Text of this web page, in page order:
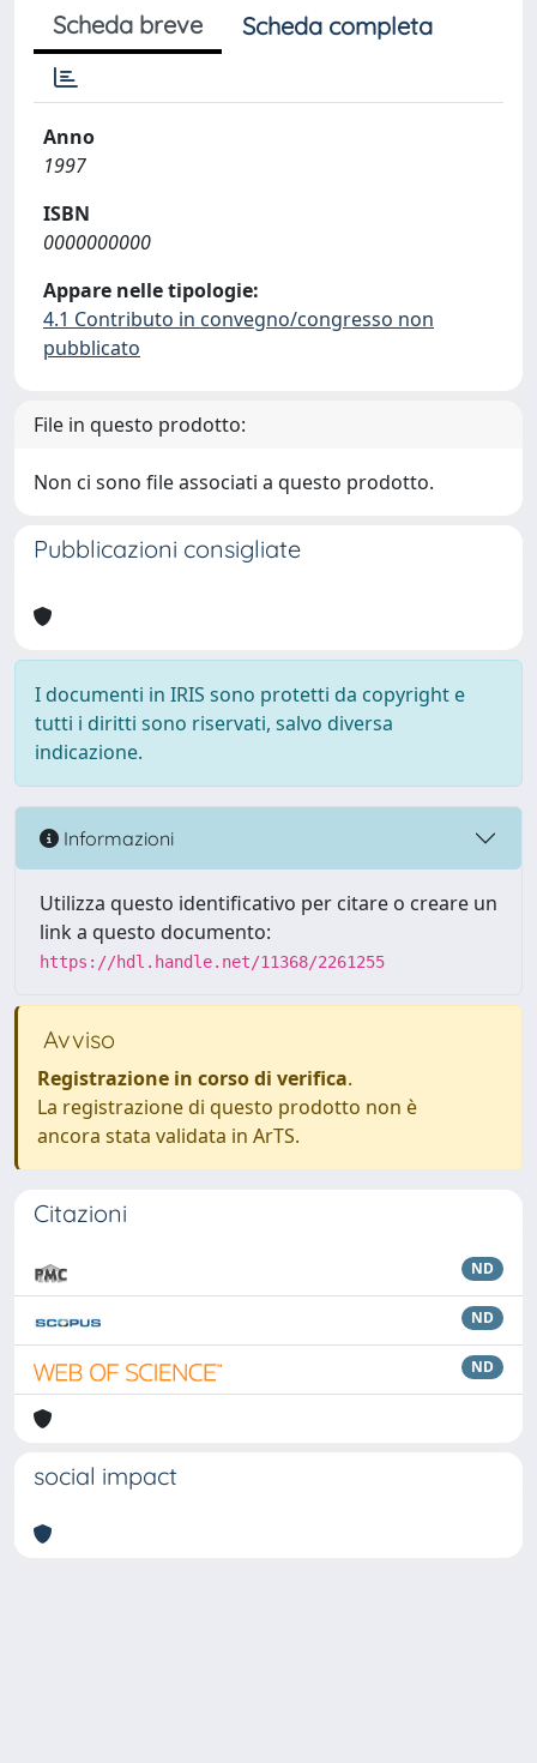
Scheda breve Scheda completa
Anno
1997
ISBN
0000000000
Appare nelle tipologie:
4.1 Contributo in convegno/congresso non
pubblicato
File in questo prodotto:
Non ci sono file associati a questo prodotto.
Pubblicazioni consigliate
I documenti in IRIS sono protetti da copyright e
tutti i diritti sono riservati, salvo diversa
indicazione.
Informazioni
Utilizza questo identificativo per citare o creare un
link a questo documento:
https://hdl.handle.net/11368/2261255
Avviso
Registrazione in corso di verifica.
La registrazione di questo prodotto non è
ancora stata validata in ArTS.
Citazioni
ND
ND
ND
social impact